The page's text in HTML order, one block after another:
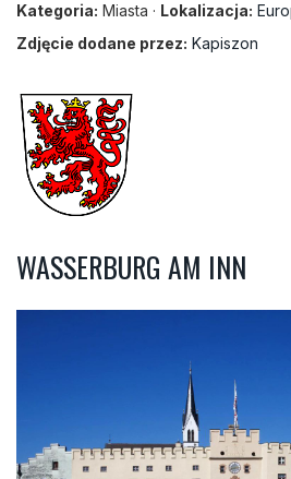
Kategoria: Miasta · Lokalizacja:
Zdjęcie dodane przez: Kapiszon
WASSERBURG AM INN